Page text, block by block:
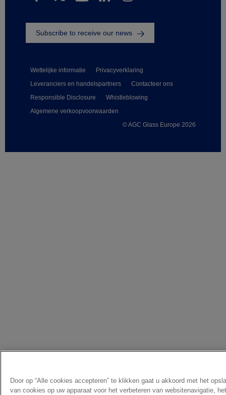
© AGC Glass Europe 2026
Wettelijke informatie
Privacyverklaring
Leveranciers en handelspartners
Contacteer ons
Responsible Disclosure
Whistleblowing
Algemene verkoopvoorwaarden
Subscribe to receive our news
Door op “Alle cookies accepteren” te klikken gaat u akkoord met het
van cookies op uw apparaat voor het verbeteren van websitenavigatie, het